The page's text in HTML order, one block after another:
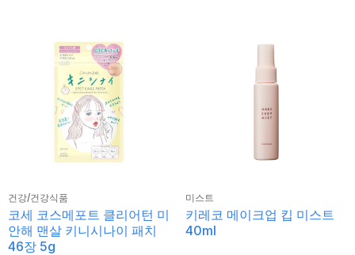
건강/건강식품
코세 코스메포트 클리어턴 미
안해 맨살 키니시나이 패치
46장 5g
미스트
키레코 메이크업 킵 미스트
40ml